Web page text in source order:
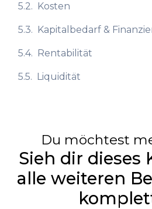
5.2. Kosten
5.3. Kapitalbedarf &
5.4. Rentabilität
5.5. Liquidität
Du möchtest
Sieh dir dieses
alle weiteren